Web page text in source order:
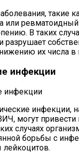
такие
или ревматоидный
В таких
разрушает
их числа в
инфекции
инфекции,
могут
случаях
борьбы с
лейкоцитов.